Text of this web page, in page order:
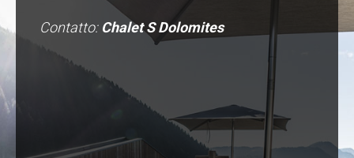
Contatto:Chalet S Dolomites